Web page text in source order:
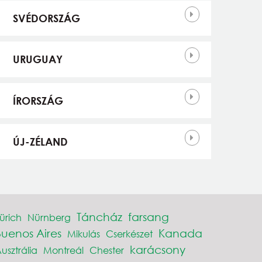
SVÉDORSZÁG
URUGUAY
ÍRORSZÁG
ÚJ-ZÉLAND
Nürnberg Táncház farsang
Aires Mikulás Cserkészet Kanada
Montreál Chester karácsony